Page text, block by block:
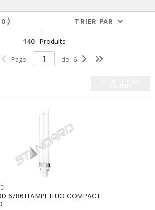
0 TRIER PAR
140 Produits
Page de 6
67861 LAMPE FLUO COMPACT